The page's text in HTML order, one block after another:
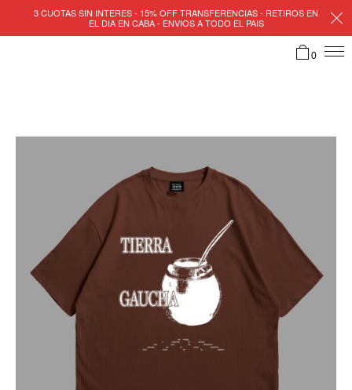
3 CUOTAS SIN INTERES - 15% OFF TRANSFERENCIAS - RETIROS EN
EL DIA EN CABA - ENVIOS A TODO EL PAIS
0